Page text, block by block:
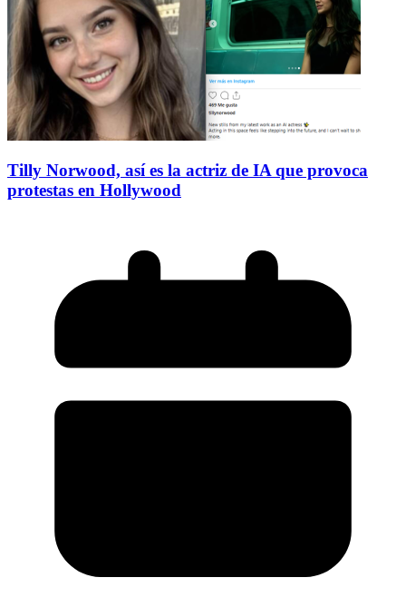
Tilly Norwood, así es la actriz de IA que provoca
protestas en Hollywood